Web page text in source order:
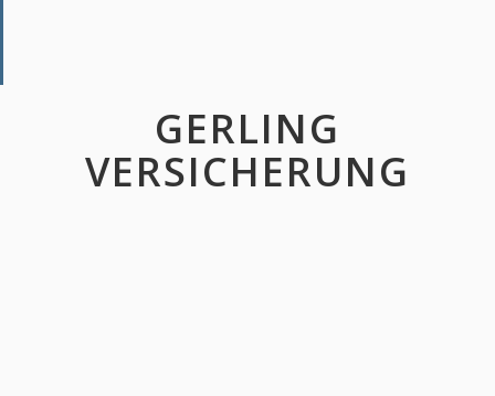
GERLING
VERSICHERUNG